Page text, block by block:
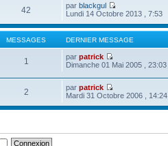
42 parblackgul
Lundi 14 Octobre 2013 , 7:53
MESSAGES DERNIER MESSAGE
1 parpatrick
Dimanche 01 Mai 2005 , 23:03
2 parpatrick
Mardi 31 Octobre 2006 , 14:24